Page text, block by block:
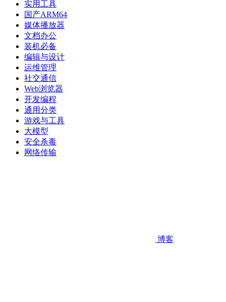
实用工具
国产ARM64
媒体播放器
文档办公
装机必备
编辑与设计
运维管理
社交通信
Web浏览器
开发编程
通用分类
游戏与工具
大模型
安全杀毒
网络传输
博客